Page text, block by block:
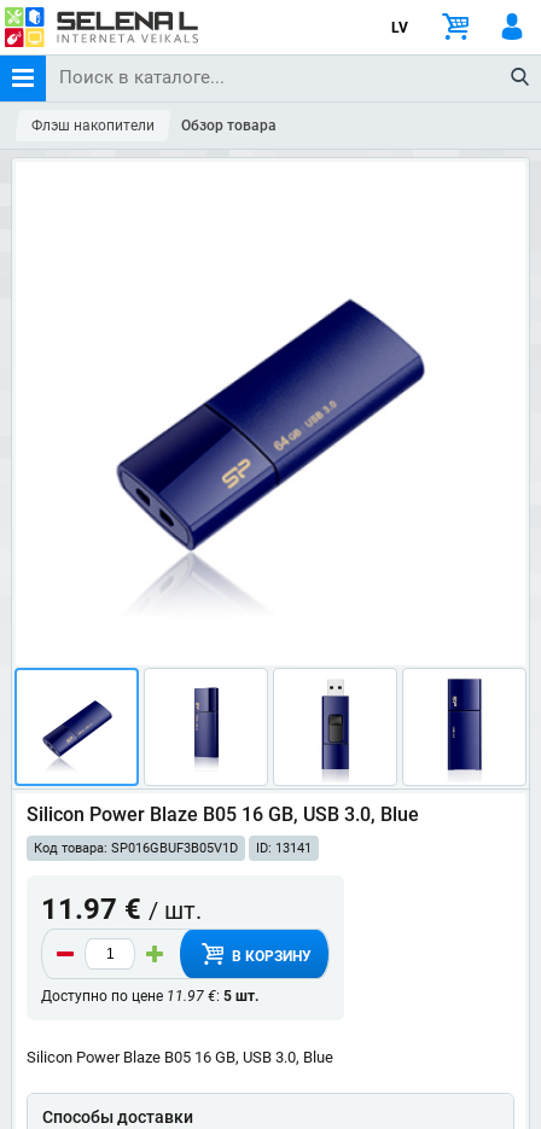
LV
Флэш накопители Обзор товара
Silicon Power Blaze B05 16 GB, USB 3.0, Blue
Код товара: SP016GBUF3B05V1D ID: 13141
11.97 € / шт.
В КОРЗИНУ
Доступно по цене 11.97 €: 5 шт.
Silicon Power Blaze B05 16 GB, USB 3.0, Blue
Способы доставки